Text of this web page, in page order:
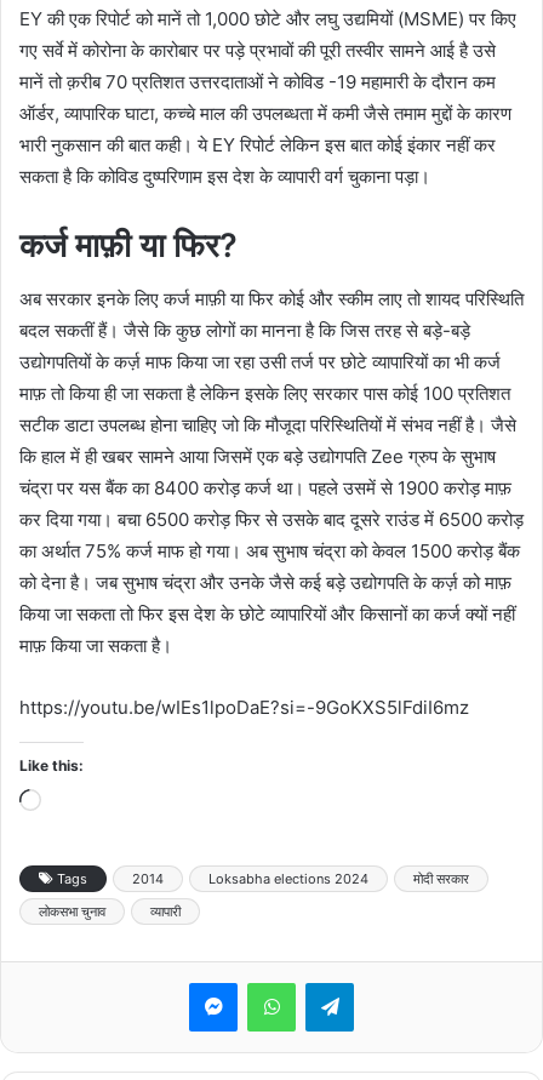
EY की एक रिपोर्ट को मानें तो 1,000 छोटे और लघु उद्यमियों (MSME) पर किए
गए सर्वे में कोरोना के कारोबार पर पड़े प्रभावों की पूरी तस्वीर सामने आई है उसे
मानें तो क़रीब 70 प्रतिशत उत्तरदाताओं ने कोविड -19 महामारी के दौरान कम
ऑर्डर, व्यापारिक घाटा, कच्चे माल की उपलब्धता में कमी जैसे तमाम मुद्दों के कारण
भारी नुकसान की बात कही। ये EY रिपोर्ट लेकिन इस बात कोई इंकार नहीं कर
सकता है कि कोविड दुष्परिणाम इस देश के व्यापारी वर्ग चुकाना पड़ा।
कर्ज माफ़ी या फिर?
अब सरकार इनके लिए कर्ज माफ़ी या फिर कोई और स्कीम लाए तो शायद परिस्थिति
बदल सकतीं हैं। जैसे कि कुछ लोगों का मानना है कि जिस तरह से बड़े-बड़े
उद्योगपतियों के कर्ज़ माफ किया जा रहा उसी तर्ज पर छोटे व्यापारियों का भी कर्ज
माफ़ तो किया ही जा सकता है लेकिन इसके लिए सरकार पास कोई 100 प्रतिशत
सटीक डाटा उपलब्ध होना चाहिए जो कि मौजूदा परिस्थितियों में संभव नहीं है। जैसे
कि हाल में ही खबर सामने आया जिसमें एक बड़े उद्योगपति Zee ग्रुप के सुभाष
चंद्रा पर यस बैंक का 8400 करोड़ कर्ज था। पहले उसमें से 1900 करोड़ माफ़
कर दिया गया। बचा 6500 करोड़ फिर से उसके बाद दूसरे राउंड में 6500 करोड़
का अर्थात 75% कर्ज माफ हो गया। अब सुभाष चंद्रा को केवल 1500 करोड़ बैंक
को देना है। जब सुभाष चंद्रा और उनके जैसे कई बड़े उद्योगपति के कर्ज़ को माफ़
किया जा सकता तो फिर इस देश के छोटे व्यापारियों और किसानों का कर्ज क्यों नहीं
माफ़ किया जा सकता है।
https://youtu.be/wIEs1lpoDaE?si=-9GoKXS5lFdiI6mz
Like this:
Loading…
Tags 2014 Loksabha elections 2024
मोदी सरकार
लोकसभा चुनाव
व्यापारी
MessengerWhatsAppTelegram